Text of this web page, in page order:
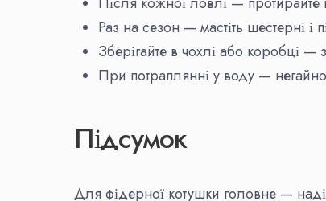
Раз на сезон — мастіть шестерні
Зберігайте в чохлі або коробці —
При потраплянні у воду — негайно
Підсумок
Для фідерної котушки головне —